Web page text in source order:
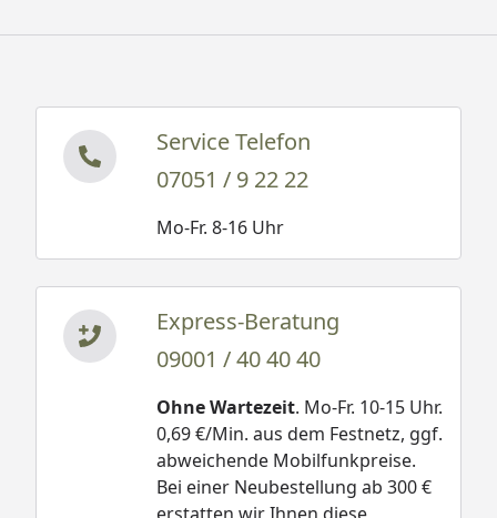
Service Telefon
07051 / 9 22 22
Mo-Fr. 8-16 Uhr
Express-Beratung
09001 / 40 40 40
Ohne Wartezeit. Mo-Fr. 10-15 Uhr.
0,69 €/Min. aus dem Festnetz, ggf.
abweichende Mobilfunkpreise.
Bei einer Neubestellung ab 300 €